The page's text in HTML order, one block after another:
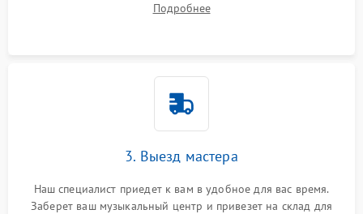
Подробнее
3. Выезд мастера
Наш специалист приедет к вам в удобное для вас время.
Заберет ваш музыкальный центр и привезет на склад для